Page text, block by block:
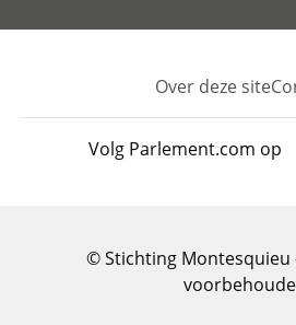
Footer
Over deze site
Volg Parlement.com op
© Stichting Montesquieu